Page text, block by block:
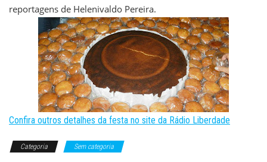
reportagens de Helenivaldo Pereira.
Confira outros detalhes da festa no site da Rádio Liberdade
Categoria Sem categoria